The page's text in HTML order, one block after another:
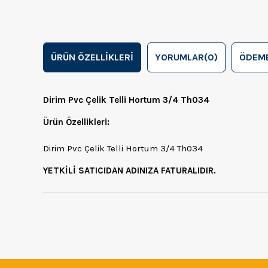
ÜRÜN ÖZELLIKLERI YORUMLAR(0)
Dirim Pvc Çelik Telli Hortum 3/4 Th034
Ürün Özellikleri:
Dirim Pvc Çelik Telli Hortum 3/4 Th034
YETKİLİ SATICIDAN ADINIZA FATURALIDIR.